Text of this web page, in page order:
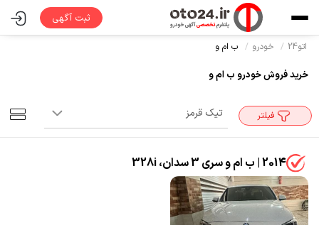
ثبت آگهی
اتو24 خودرو ب ام و
خرید فروش خودرو ب ام و
فیلتر
2014 | ب ام و سری 3 سدان، 328i